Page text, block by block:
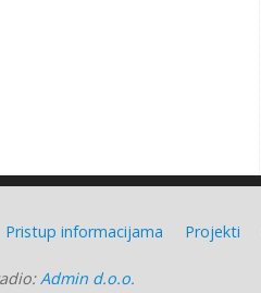
Pristup informacijama Projekti
Admin d.o.o.